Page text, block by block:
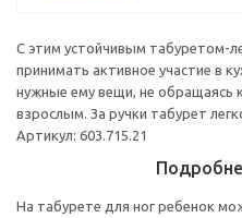
С этим устойчивым табуретом-
принимать активное участие в
нужные ему вещи, не
взрослым. За ручки табурет
Артикул: 603.715.21
На табурете для ног ребенок